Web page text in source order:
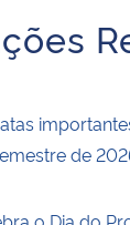
de
o Dia do